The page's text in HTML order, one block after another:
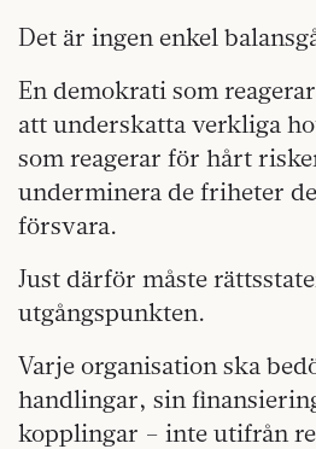
Det är ingen enkel
En demokrati som
att underskatta verkliga
som reagerar för hårt
underminera de friheter
försvara.
Just därför måste
utgångspunkten.
Varje organisation ska
handlingar, sin
kopplingar – inte utifrån